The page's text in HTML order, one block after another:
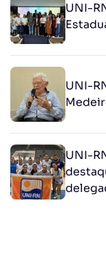
UNI-
UNI-
UNI-